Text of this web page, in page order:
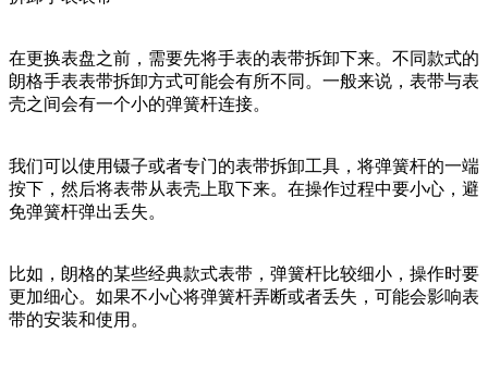
在更换表盘之前，需要先将手表的表带拆卸下来。不同款式的
朗格手表表带拆卸方式可能会有所不同。一般来说，表带与表
壳之间会有一个小的弹簧杆连接。
我们可以使用镊子或者专门的表带拆卸工具，将弹簧杆的一端
按下，然后将表带从表壳上取下来。在操作过程中要小心，避
免弹簧杆弹出丢失。
比如，朗格的某些经典款式表带，弹簧杆比较细小，操作时要
更加细心。如果不小心将弹簧杆弄断或者丢失，可能会影响表
带的安装和使用。